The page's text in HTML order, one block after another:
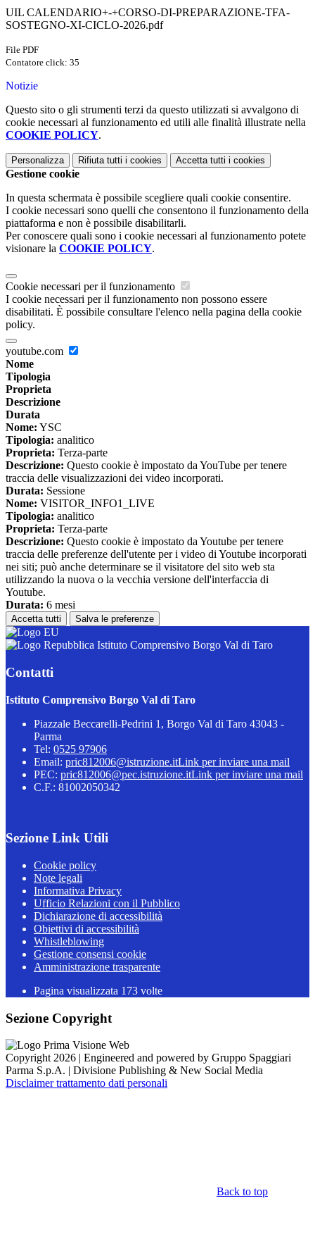
UIL CALENDARIO+-+CORSO-DI-PREPARAZIONE-TFA-
SOSTEGNO-XI-CICLO-2026.pdf
File PDF
Contatore click: 35
Notizie
Questo sito o gli strumenti terzi da questo utilizzati si avvalgono di
cookie necessari al funzionamento ed utili alle finalità illustrate nella
COOKIE POLICY.
Personalizza Rifiuta tutti i cookies Accetta tutti i cookies
Gestione cookie
In questa schermata è possibile scegliere quali cookie consentire.
I cookie necessari sono quelli che consentono il funzionamento della
piattaforma e non è possibile disabilitarli.
Per conoscere quali sono i cookie necessari al funzionamento potete
visionare la COOKIE POLICY.
Cookie necessari per il funzionamento
I cookie necessari per il funzionamento non possono essere
disabilitati. È possibile consultare l'elenco nella pagina della cookie
policy.
youtube.com
Nome
Tipologia
Proprieta
Descrizione
Durata
Nome: YSC
Tipologia: analitico
Proprieta: Terza-parte
Descrizione: Questo cookie è impostato da YouTube per tenere
traccia delle visualizzazioni dei video incorporati.
Durata: Sessione
Nome: VISITOR_INFO1_LIVE
Tipologia: analitico
Proprieta: Terza-parte
Descrizione: Questo cookie è impostato da Youtube per tenere
traccia delle preferenze dell'utente per i video di Youtube incorporati
nei siti; può anche determinare se il visitatore del sito web sta
utilizzando la nuova o la vecchia versione dell'interfaccia di
Youtube.
Durata: 6 mesi
Accetta tutti Salva le preferenze
Istituto Comprensivo Borgo Val di Taro
Contatti
Istituto Comprensivo Borgo Val di Taro
Piazzale Beccarelli-Pedrini 1, Borgo Val di Taro 43043 -
Parma
Tel: 0525 97906
Email: pric812006@istruzione.itLink per inviare una mail
PEC: pric812006@pec.istruzione.itLink per inviare una mail
C.F.: 81002050342
Sezione Link Utili
Cookie policy
Note legali
Informativa Privacy
Ufficio Relazioni con il Pubblico
Dichiarazione di accessibilità
Obiettivi di accessibilità
Whistleblowing
Gestione consensi cookie
Amministrazione trasparente
Pagina visualizzata 173 volte
Sezione Copyright
Copyright 2026 | Engineered and powered by Gruppo Spaggiari
Parma S.p.A. | Divisione Publishing & New Social Media
Disclaimer trattamento dati personali
Back to top